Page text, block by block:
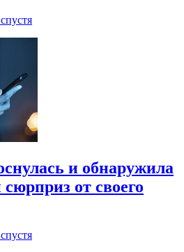
и обнаружила
от своего